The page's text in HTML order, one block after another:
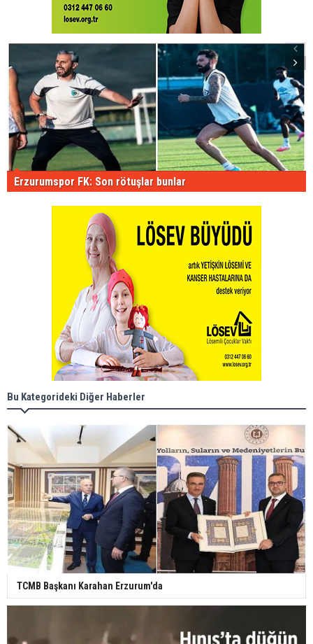
Erzurumspor FK: Son rötuşlar bunlar
Bu Kategorideki Diğer Haberler
TCMB Başkanı Karahan Erzurum'da